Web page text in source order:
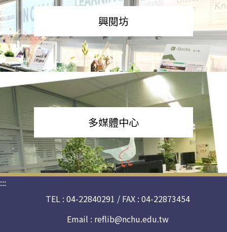
興閱坊
多媒體中心
:::
TEL : 04-22840291 / FAX : 04-22873454
Email : reflib@nchu.edu.tw